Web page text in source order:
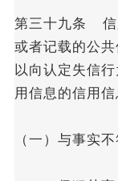
第三十九条 信
或者记载的公
以向认定失信
用信息的信用
（一）与事实